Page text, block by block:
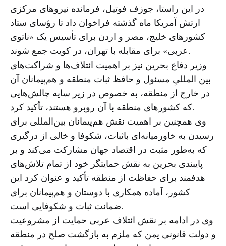
در این راستا، جوزف فوتیل، فرمانده نیروهای مرکزی
ارتش آمریکا ماه گذشته فراخوان داد تا رؤسای ستاد
کشورهای خلیج، مصر و اردن برای تأسیس یک «ناتوی
عربی» برای مقابله با تهران، در کویت جمع شوند.
وزیر دفاع بحرین نیز بر اهمیت ائتلاف‌ها و شراکت‌های
بین المللیِ مسئول و حافظ ثبات منطقه و هم‌پیمانان آن
در خارج از منطقه، به خصوص در زیر سایه چالش‌هایی
که کشورهای منطقه با آن روبرو هستند، تأکید کرد.
وی همچنین بر اهمیت نقش هم‌پیمانان بین‌المللی برای
رسیدن به خاورمیانه‌ای باثبات، شکوفا و خالی از درگیری
که به‌طور مثبت در اقتصاد جهان مشارکت می‌کند و بر
پایبندی بحرین به نقش حمایتگر خود از تمام تلاش‌های
هدفمند برای حفاظت از منطقه تأکید و عنوان کرد این
کشور، آماده همکاری با دوستان و هم‌پیمانان برای
ضمانت ثبات و شکوفایی است.
وی در ادامه بر نقش ائتلاف عربی حمایت از مشروعیت
و دولت قانونی یمن که ملزم به بازگشت صلح در منطقه